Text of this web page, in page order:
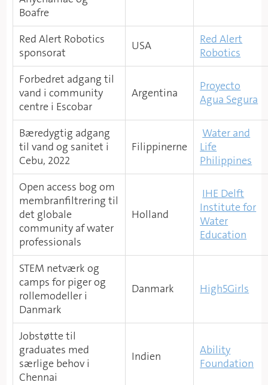
Boafre
Red Alert Robotics
sponsorat
USA
Red Alert
Robotics
Forbedret adgang til
vand i community
centre i Escobar
Argentina
Proyecto
Agua Segura
Bæredygtig adgang
til vand og sanitet i
Cebu, 2022
Filippinerne​
Water and
Life
Philippines
Open access bog om
membranfiltrering til
det globale
community af water
professionals
Holland
IHE Delft
Institute for
Water
Education
STEM netværk og
camps for piger og
rollemodeller i
Danmark
Danmark High5Girls
Jobstøtte til
graduates med
særlige behov i
Chennai
Indien
Ability
Foundation